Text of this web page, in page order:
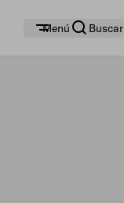
Menú Buscar